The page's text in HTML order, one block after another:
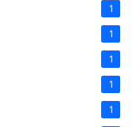
1
1
1
1
1